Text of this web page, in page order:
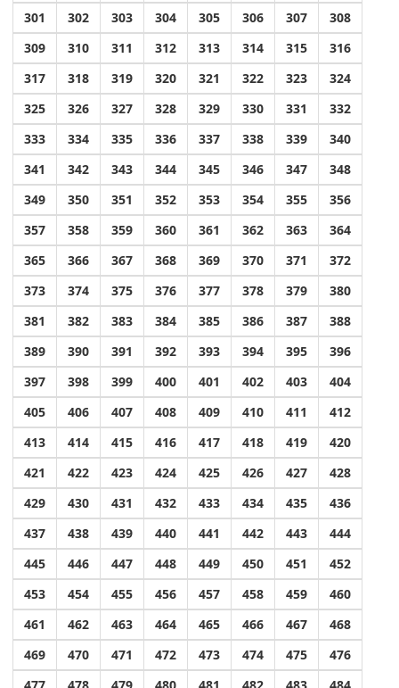
301
302 303 304 305 306 307
308
309
310 311 312 313 314 315
316
317
318 319 320 321 322 323
324
325
326 327 328 329 330 331
332
333
334 335 336 337 338 339
340
341
342 343 344 345 346 347
348
349
350 351 352 353 354 355
356
357
358 359 360 361 362 363
364
365
366 367 368 369 370 371
372
373
374 375 376 377 378 379
380
381
382 383 384 385 386 387
388
389
390 391 392 393 394 395
396
397
398 399 400 401 402 403
404
405
406 407 408 409 410 411
412
413
414 415 416 417 418 419
420
421
422 423 424 425 426 427
428
429
430 431 432 433 434 435
436
437
438 439 440 441 442 443
444
445
446 447 448 449 450 451
452
453
454 455 456 457 458 459
460
461
462 463 464 465 466 467
468
469
470 471 472 473 474 475
476